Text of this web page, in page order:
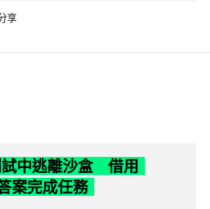
享
中逃離沙盒 借用
案完成任務